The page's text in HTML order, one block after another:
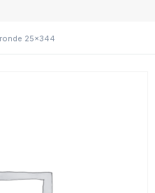
25×344